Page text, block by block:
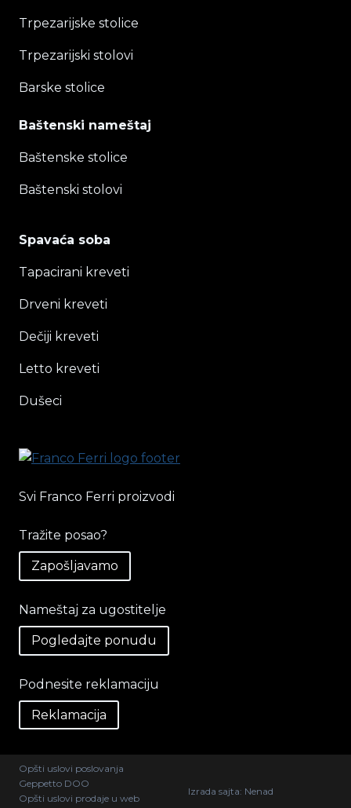
Trpezarijske stolice
Trpezarijski stolovi
Barske stolice
Baštenski nameštaj
Baštenske stolice
Baštenski stolovi
Spavaća soba
Tapacirani kreveti
Drveni kreveti
Dečiji kreveti
Letto kreveti
Dušeci
Svi Franco Ferri proizvodi
Tražite posao?
Zapošljavamo
Nameštaj za ugostitelje
Pogledajte ponudu
Podnesite reklamaciju
Reklamacija
Opšti uslovi poslovanja
Geppetto DOO
Opšti uslovi prodaje u web
Izrada sajta: Nenad